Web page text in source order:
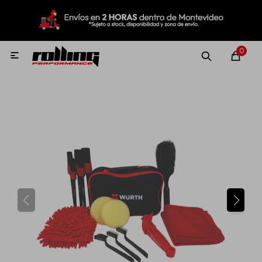
0

MI CUENTA
Nuevo! Rolling Repuestos
Lubricantes
Aditivos